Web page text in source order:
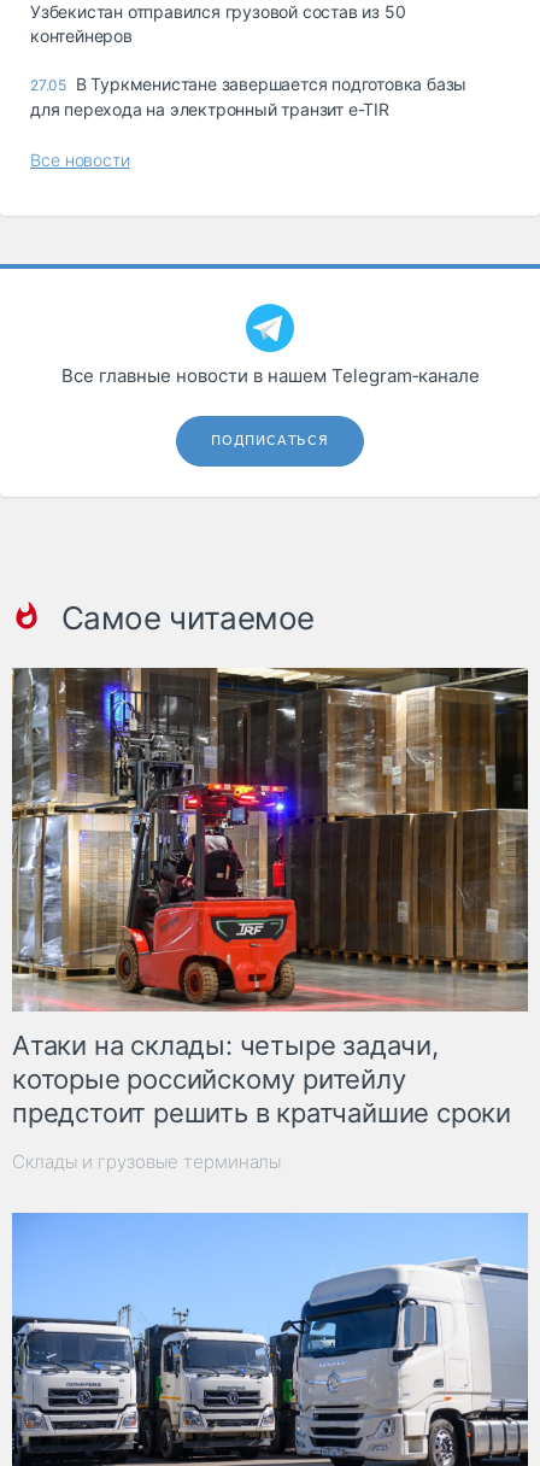
Узбекистан отправился грузовой состав из 50
контейнеров
27.05 В Туркменистане завершается подготовка базы
для перехода на электронный транзит e-TIR
Все новости
Все главные новости в нашем Telegram‑канале
ПОДПИСАТЬСЯ
Самое читаемое
Атаки на склады: четыре задачи,
которые российскому ритейлу
предстоит решить в кратчайшие сроки
Склады и грузовые терминалы